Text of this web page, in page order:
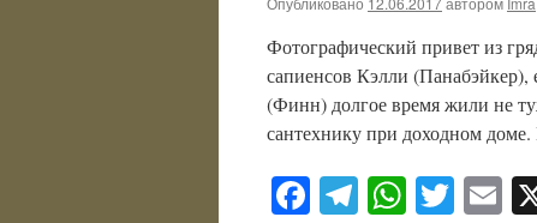
Фотографический привет из
сапиенсов Кэлли
(Финн) долгое время жили не
сантехнику при доходном
Facebook
Telegram